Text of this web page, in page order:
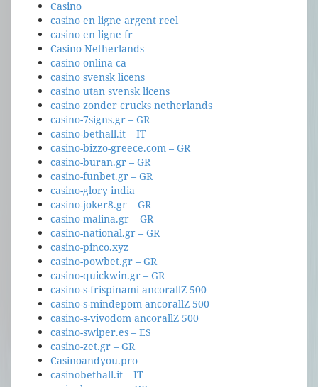
Casino
casino en ligne argent reel
casino en ligne fr
Casino Netherlands
casino onlina ca
casino svensk licens
casino utan svensk licens
casino zonder crucks netherlands
casino-7signs.gr – GR
casino-bethall.it – IT
casino-bizzo-greece.com – GR
casino-buran.gr – GR
casino-funbet.gr – GR
casino-glory india
casino-joker8.gr – GR
casino-malina.gr – GR
casino-national.gr – GR
casino-pinco.xyz
casino-powbet.gr – GR
casino-quickwin.gr – GR
casino-s-frispinami ancorallZ 500
casino-s-mindepom ancorallZ 500
casino-s-vivodom ancorallZ 500
casino-swiper.es – ES
casino-zet.gr – GR
Casinoandyou.pro
casinobethall.it – IT